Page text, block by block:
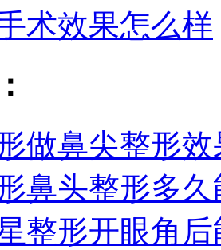
术效果怎么样
做鼻尖整形
鼻头整形多
整形开眼角